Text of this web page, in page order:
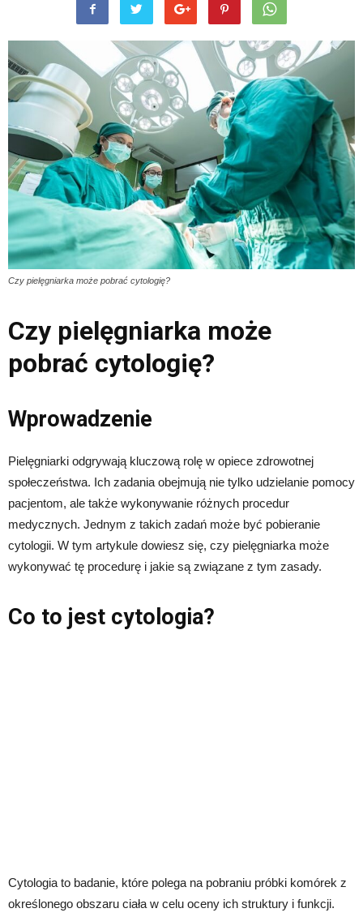
Czy pielęgniarka może pobrać cytologię?
Czy pielęgniarka może
pobrać cytologię?
Wprowadzenie
Pielęgniarki odgrywają kluczową rolę w opiece zdrowotnej
społeczeństwa. Ich zadania obejmują nie tylko udzielanie pomocy
pacjentom, ale także wykonywanie różnych procedur
medycznych. Jednym z takich zadań może być pobieranie
cytologii. W tym artykule dowiesz się, czy pielęgniarka może
wykonywać tę procedurę i jakie są związane z tym zasady.
Co to jest cytologia?
Cytologia to badanie, które polega na pobraniu próbki komórek z
określonego obszaru ciała w celu oceny ich struktury i funkcji.